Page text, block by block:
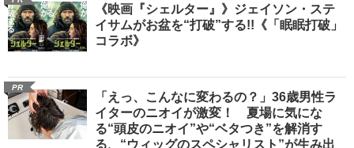
《映画『シェルター』》ジェイソン・ステ
イサムがお盆を“打破”する!!《「眠眠打破」
コラボ》
PR
「えっ、こんなに変わるの？」36歳男性ラ
イターのニオイが激変！ 夏場に気にな
る“頭皮のニオイ”や“ベタつき”を解消す
る、“ウィッグのスペシャリスト”が生み出